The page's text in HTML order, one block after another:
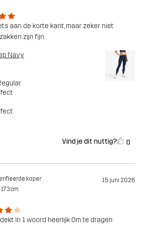
aan de korte kant, maar zeker niet
zijn fijn.
Navy
Vind je dit nuttig? 0
koper 15 juni 2026
173cm
In 1 woord heerlijk Om te dragen